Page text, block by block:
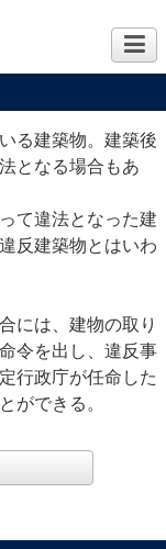
る建築物。建築後
となる場合もあ
て違法となった建
反建築物とはいわ
には、建物の取り
令を出し、違反事
行政庁が任命した
ができる。